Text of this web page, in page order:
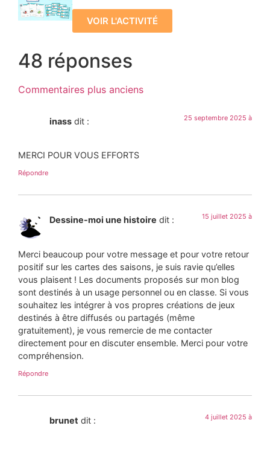
VOIR L'ACTIVITÉ
48 réponses
Commentaires plus anciens
inass dit : 25 septembre 2025 à
MERCI POUR VOUS EFFORTS
Répondre
Dessine-moi une histoire dit : 15 juillet 2025 à
Merci beaucoup pour votre message et pour votre retour
positif sur les cartes des saisons, je suis ravie qu’elles
vous plaisent ! Les documents proposés sur mon blog
sont destinés à un usage personnel ou en classe. Si vous
souhaitez les intégrer à vos propres créations de jeux
destinés à être diffusés ou partagés (même
gratuitement), je vous remercie de me contacter
directement pour en discuter ensemble. Merci pour votre
compréhension.
Répondre
brunet dit : 4 juillet 2025 à